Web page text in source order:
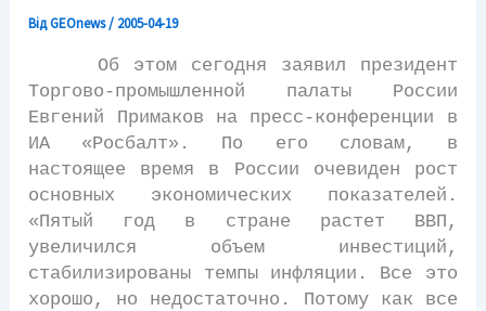
ВідGEOnews/ 2005-04-19
Об этом сегодня заявил президент
Торгово-промышленной палаты России
Евгений Примаков на пресс-конференции в
ИА «Росбалт». По его словам, в
настоящее время в России очевиден рост
основных экономических показателей.
«Пятый год в стране растет ВВП,
увеличился объем инвестиций,
стабилизированы темпы инфляции. Все это
хорошо, но недостаточно. Потому как все